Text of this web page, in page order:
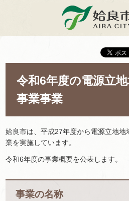
姶良市
令和6年度の電源立
事業事業
姶良市は、平成27年度から電源立地
業を実施しています。
令和6年度の事業概要を公表します。
事業の名称